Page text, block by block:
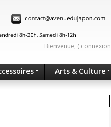
Bienvenue, ( connexion
Arts & Culture